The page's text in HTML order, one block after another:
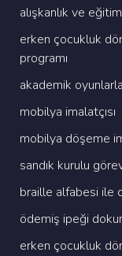
alişkanlik ve
erken çocukluk
programi
akademi̇k
mobi̇lya i̇malatçisi
mobi̇lya döşeme
sandik kurulu
brai̇lle alfabesi̇ i̇le
ödemi̇ş i̇peği̇
erken çocukluk